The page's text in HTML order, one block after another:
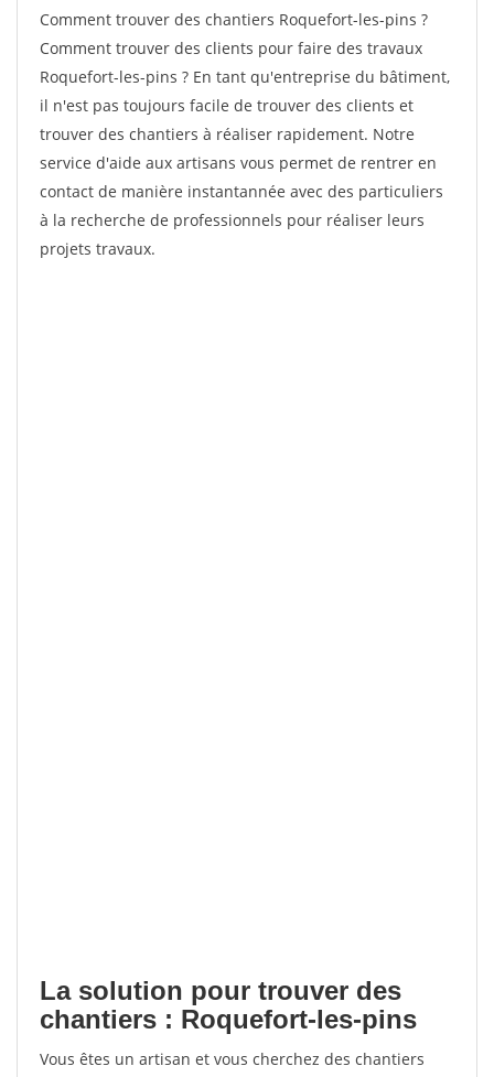
Comment trouver des chantiers Roquefort-les-pins ?
Comment trouver des clients pour faire des travaux
Roquefort-les-pins ? En tant qu'entreprise du bâtiment,
il n'est pas toujours facile de trouver des clients et
trouver des chantiers à réaliser rapidement. Notre
service d'aide aux artisans vous permet de rentrer en
contact de manière instantannée avec des particuliers
à la recherche de professionnels pour réaliser leurs
projets travaux.
La solution pour trouver des
chantiers : Roquefort-les-pins
Vous êtes un artisan et vous cherchez des chantiers